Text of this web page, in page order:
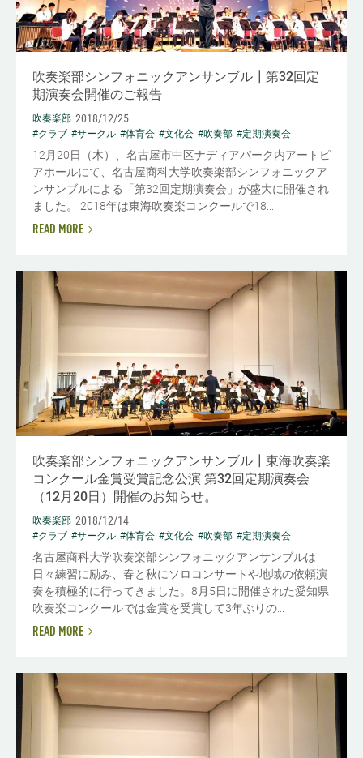
吹奏楽部シンフォニックアンサンブル┃第32回定
期演奏会開催のご報告
吹奏楽部 2018/12/25
#クラブ #サークル #体育会 #文化会 #吹奏部 #定期演奏会
12月20日（木）、名古屋市中区ナディアパーク内アートピ
アホールにて、名古屋商科大学吹奏楽部シンフォニックア
ンサンブルによる「第32回定期演奏会」が盛大に開催され
ました。 2018年は東海吹奏楽コンクールで18...
READ MORE
吹奏楽部シンフォニックアンサンブル┃東海吹奏楽
コンクール金賞受賞記念公演 第32回定期演奏会
（12月20日）開催のお知らせ。
吹奏楽部 2018/12/14
#クラブ #サークル #体育会 #文化会 #吹奏部 #定期演奏会
名古屋商科大学吹奏楽部シンフォニックアンサンブルは
日々練習に励み、春と秋にソロコンサートや地域の依頼演
奏を積極的に行ってきました。8月5日に開催された愛知県
吹奏楽コンクールでは金賞を受賞して3年ぶりの...
READ MORE